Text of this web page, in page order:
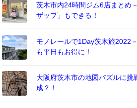
茨木市内24時間ジム6店まとめ
ザップ」もできる！
モノレールで1Day茨木旅2022
も平日もお得に！
大阪府茨木市の地図パズルに挑
成？！